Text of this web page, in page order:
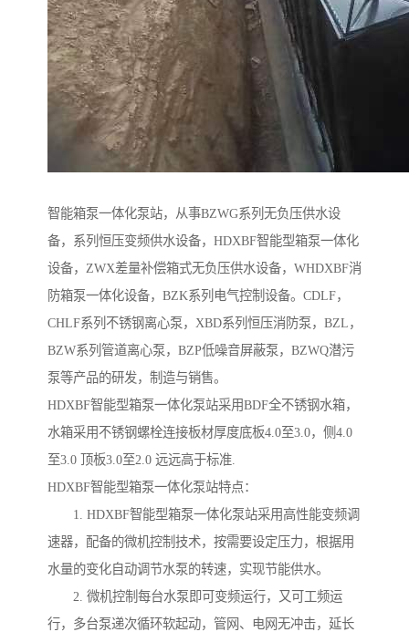
智能箱泵一体化泵站，从事BZWG系列无负压供水设
备，系列恒压变频供水设备，HDXBF智能型箱泵一体化
设备，ZWX差量补偿箱式无负压供水设备，WHDXBF消
防箱泵一体化设备，BZK系列电气控制设备。CDLF，
CHLF系列不锈钢离心泵，XBD系列恒压消防泵，BZL，
BZW系列管道离心泵，BZP低噪音屏蔽泵，BZWQ潜污
泵等产品的研发，制造与销售。
HDXBF智能型箱泵一体化泵站采用BDF全不锈钢水箱，
水箱采用不锈钢螺栓连接板材厚度底板4.0至3.0，侧4.0
至3.0 顶板3.0至2.0 远远高于标准.
HDXBF智能型箱泵一体化泵站特点：
1. HDXBF智能型箱泵一体化泵站采用高性能变频调
速器，配备的微机控制技术，按需要设定压力，根据用
水量的变化自动调节水泵的转速，实现节能供水。
2. 微机控制每台水泵即可变频运行，又可工频运
行，多台泵递次循环软起动，管网、电网无冲击，延长